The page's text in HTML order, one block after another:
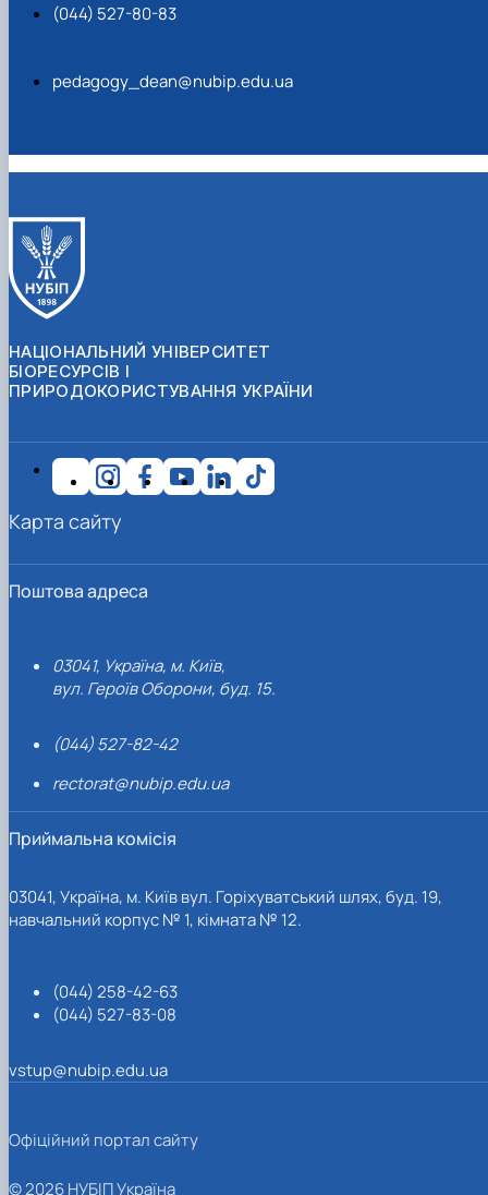
(044) 527-80-83
pedagogy_dean@nubip.edu.ua
НАЦІОНАЛЬНИЙ УНІВЕРСИТЕТ
БІОРЕСУРСІВ І
ПРИРОДОКОРИСТУВАННЯ УКРАЇНИ
Поштова адреса
03041, Україна, м. Київ,
вул. Героїв Оборони, буд. 15.
(044) 527-82-42
rectorat@nubip.edu.ua
Приймальна комісія
03041, Україна, м. Київ вул. Горіхуватський шлях, буд. 19,
навчальний корпус № 1, кімната № 12.
(044) 258-42-63
(044) 527-83-08
vstup@nubip.edu.ua
Карта сайту
Офіційний портал сайту
© 2026 НУБІП Україна